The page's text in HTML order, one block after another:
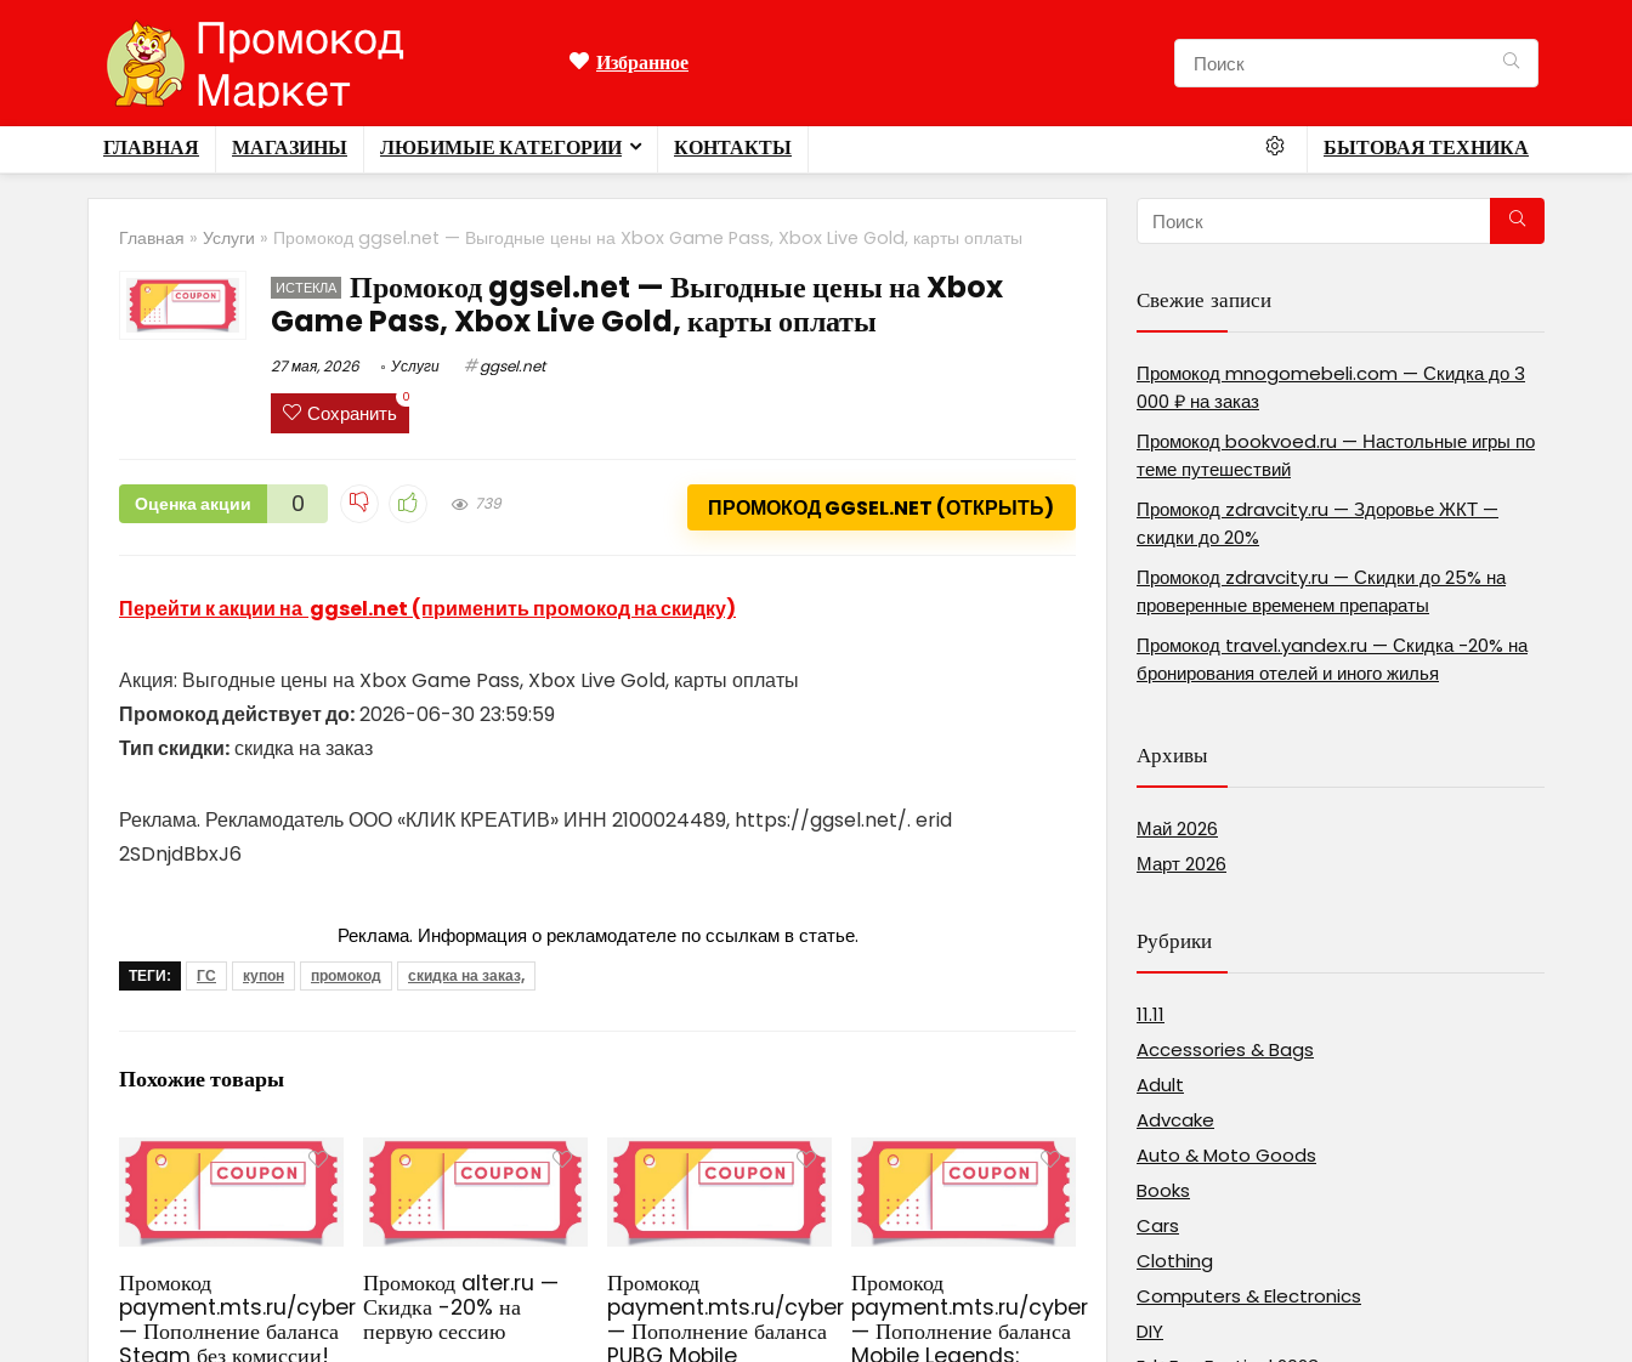
Избранное
ГЛАВНАЯ МАГАЗИНЫ ЛЮБИМЫЕ КАТЕГОРИИ КОНТАКТЫ БЫТОВАЯ ТЕХНИКА
Главная » Услуги » Промокод ggsel.net — Выгодные цены на Xbox Game Pass, Xbox Live Gold, карты оплаты
ИСТЕКЛА
Промокод ggsel.net — Выгодные цены на Xbox
Game Pass, Xbox Live Gold, карты оплаты
27 мая, 2026 Услуги ggsel.net
Сохранить
0
Оценка акции 0 739 ПРОМОКОД GGSEL.NET (ОТКРЫТЬ)
Перейти к акции на ggsel.net (применить промокод на скидку)
Акция: Выгодные цены на Xbox Game Pass, Xbox Live Gold, карты оплаты
Промокод действует до:2026-06-30 23:59:59
Тип скидки:скидка на заказ
Реклама. Рекламодатель ООО «КЛИК КРЕАТИВ» ИНН 2100024489, https://ggsel.net/. erid
2SDnjdBbxJ6
Реклама. Информация о рекламодателе по ссылкам в статье.
ТЕГИ: ГС купон промокод скидка на заказ,
Похожие товары
Промокод
payment.mts.ru/cyber
— Пополнение баланса
Steam без комиссии!
Промокод alter.ru —
Скидка -20% на
первую сессию
Промокод
payment.mts.ru/cyber
— Пополнение баланса
PUBG Mobile
Промокод
payment.mts.ru/cyber
— Пополнение баланса
Mobile Legends:
Свежие записи
Промокод mnogomebeli.com — Скидка до 3
000 ₽ на заказ
Промокод bookvoed.ru — Настольные игры по
теме путешествий
Промокод zdravcity.ru — Здоровье ЖКТ —
скидки до 20%
Промокод zdravcity.ru — Скидки до 25% на
проверенные временем препараты
Промокод travel.yandex.ru — Скидка -20% на
бронирования отелей и иного жилья
Архивы
Май 2026
Март 2026
Рубрики
11.11
Accessories & Bags
Adult
Advcake
Auto & Moto Goods
Books
Cars
Clothing
Computers & Electronics
DIY